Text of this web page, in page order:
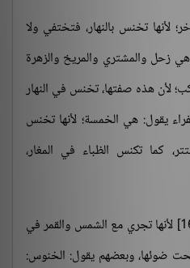
تخنس بالنهار، فتختفي ولا
زحل والمشتري والمريخ والزهرة
لأن هذه صفتها، تخنس في النهار
يقول: هي الخمسة؛ لأنها تخنس
كما تكنس الظباء في المغار،
[سورة التكوير:16] لأنها تجري مع الشمس والقمر في
ضوئها، وبعضهم يقول: الخنوس: